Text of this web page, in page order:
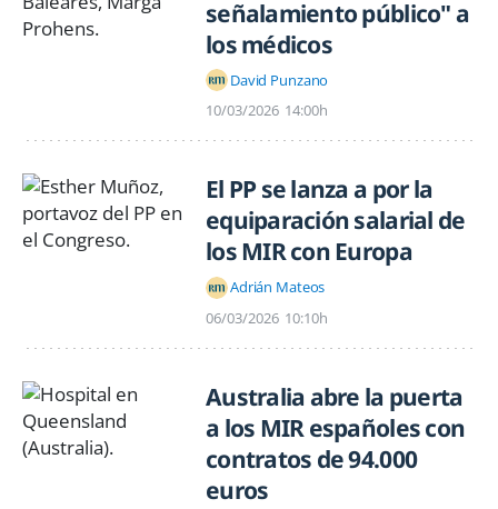
señalamiento público" a
los médicos
David Punzano
10/03/2026 14:00h
El PP se lanza a por la
equiparación salarial de
los MIR con Europa
Adrián Mateos
06/03/2026 10:10h
Australia abre la puerta
a los MIR españoles con
contratos de 94.000
euros